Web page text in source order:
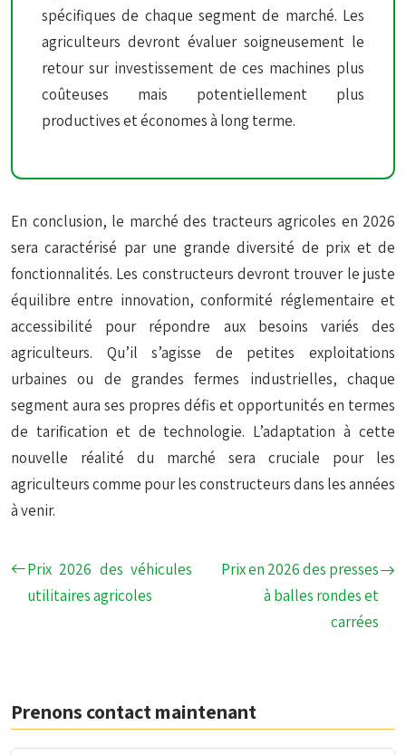
spécifiques de chaque segment de marché. Les
agriculteurs devront évaluer soigneusement le
retour sur investissement de ces machines plus
coûteuses mais potentiellement plus
productives et économes à long terme.
En conclusion, le marché des tracteurs agricoles en 2026
sera caractérisé par une grande diversité de prix et de
fonctionnalités. Les constructeurs devront trouver le juste
équilibre entre innovation, conformité réglementaire et
accessibilité pour répondre aux besoins variés des
agriculteurs. Qu’il s’agisse de petites exploitations
urbaines ou de grandes fermes industrielles, chaque
segment aura ses propres défis et opportunités en termes
de tarification et de technologie. L’adaptation à cette
nouvelle réalité du marché sera cruciale pour les
agriculteurs comme pour les constructeurs dans les années
à venir.
Prix 2026 des véhicules
utilitaires agricoles
Prix en 2026 des presses
à balles rondes et
carrées
Prenons contact maintenant